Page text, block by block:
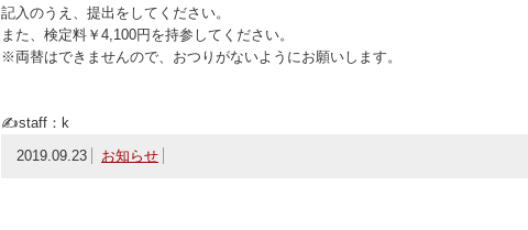
記入のうえ、提出をしてください。
また、検定料￥4,100円を持参してください。
※両替はできませんので、おつりがないようにお願いします。
✍staff：k
2019.09.23
お知らせ